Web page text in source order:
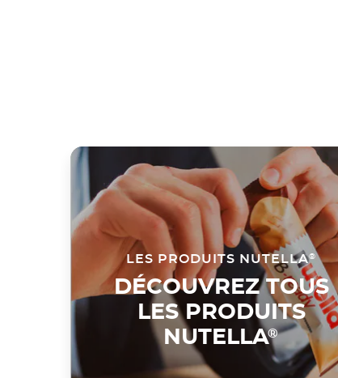
LES PRODUITS NUTELLA®
DÉCOUVREZ TOUS
LES PRODUITS
NUTELLA®